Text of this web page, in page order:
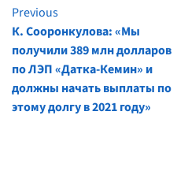
Continue
Reading
Previous
К. Сооронкулова: «Мы
получили 389 млн долларов
по ЛЭП «Датка-Кемин» и
должны начать выплаты по
этому долгу в 2021 году»